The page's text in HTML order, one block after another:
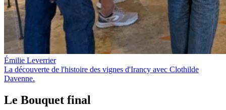
Émilie Leverrier
La découverte de l'histoire des vignes d'Irancy avec Clothilde
Davenne.
Le Bouquet final